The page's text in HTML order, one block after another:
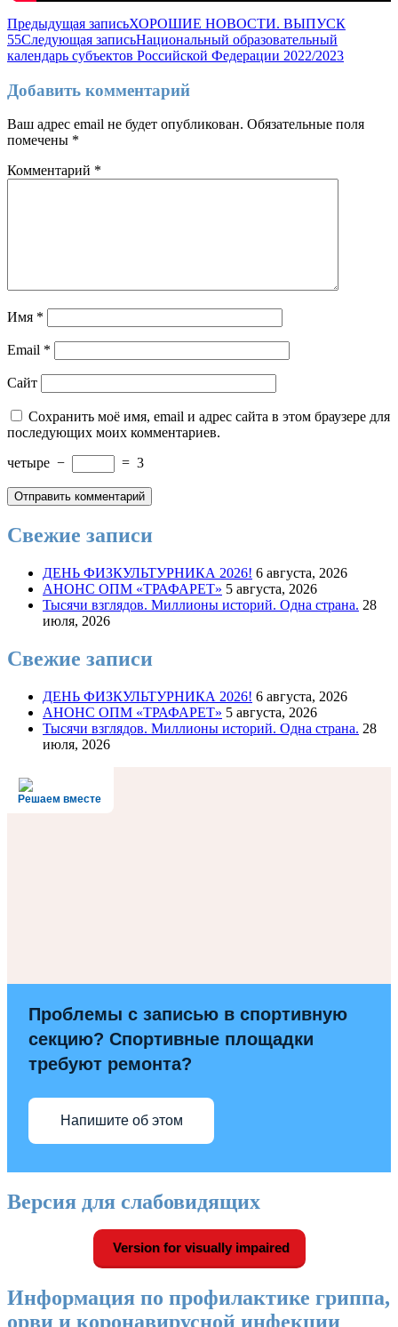
Навигация
по
Предыдущая записьХОРОШИЕ НОВОСТИ. ВЫПУСК
55Следующая записьНациональный образовательный
календарь субъектов Российской Федерации 2022/2023
Добавить комментарий
Ваш адрес email не будет опубликован. Обязательные поля
помечены *
Комментарий *
Имя *
Email *
Сайт
Сохранить моё имя, email и адрес сайта в этом браузере для
последующих моих комментариев.
четыре − = 3
Свежие записи
ДЕНЬ ФИЗКУЛЬТУРНИКА 2026! 6 августа, 2026
АНОНС ОПМ «ТРАФАРЕТ» 5 августа, 2026
Тысячи взглядов. Миллионы историй. Одна страна. 28
июля, 2026
Свежие записи
ДЕНЬ ФИЗКУЛЬТУРНИКА 2026! 6 августа, 2026
АНОНС ОПМ «ТРАФАРЕТ» 5 августа, 2026
Тысячи взглядов. Миллионы историй. Одна страна. 28
июля, 2026
Решаем вместе
Проблемы с записью в спортивную
секцию? Спортивные площадки
требуют ремонта?
Напишите об этом
Версия для слабовидящих
Version for visually impaired
Информация по профилактике гриппа,
орви и коронавирусной инфекции